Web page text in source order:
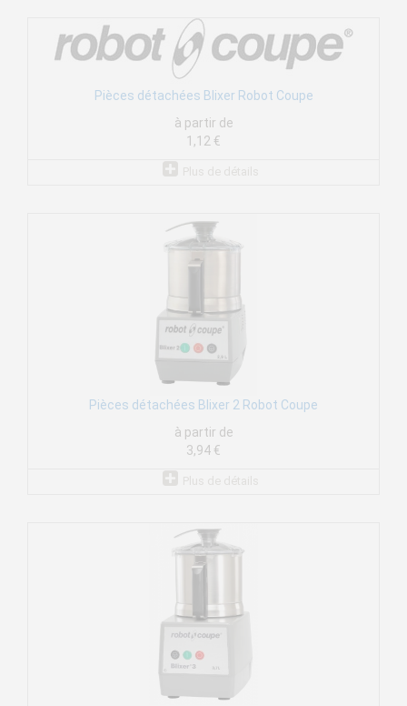
Pièces détachées Blixer Robot Coupe
à partir de
1,12 €
Pièces détachées Blixer 2 Robot Coupe
à partir de
3,94 €